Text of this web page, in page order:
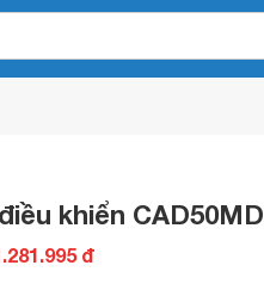
khiển CAD50MD
đ